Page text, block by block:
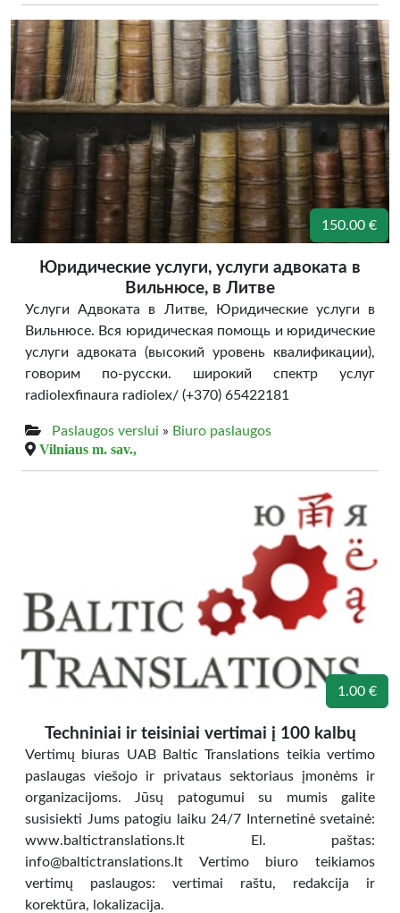
150.00 €
Юридические услуги, услуги адвоката в
Вильнюсе, в Литве
Услуги Адвоката в Литве, Юридические услуги в
Вильнюсе. Вся юридическая помощь и юридические
услуги адвоката (высокий уровень квалификации),
говорим по-русски. широкий спектр услуг
radiolexfinaura radiolex/ (+370) 65422181
Paslaugos verslui » Biuro paslaugos
Vilniaus m. sav.,
1.00 €
Techniniai ir teisiniai vertimai į 100 kalbų
Vertimų biuras UAB Baltic Translations teikia vertimo
paslaugas viešojo ir privataus sektoriaus įmonėms ir
organizacijoms. Jūsų patogumui su mumis galite
susisiekti Jums patogiu laiku 24/7 Internetinė svetainė:
www.baltictranslations.lt El. paštas:
info@baltictranslations.lt Vertimo biuro teikiamos
vertimų paslaugos: vertimai raštu, redakcija ir
korektūra, lokalizacija.